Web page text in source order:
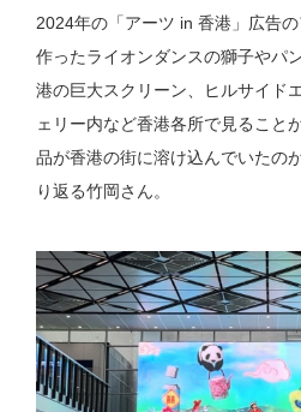
2024年の「アーツ in 香港」広告
作ったライオンダンスの獅子やパ
港の巨大スクリーン、ヒルサイド
ェリー内など香港各所で見ること
品が香港の街に溶け込んでいたの
り返る竹岡さん。